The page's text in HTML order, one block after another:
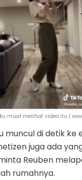
mual melihat video itu |
muncul di detik
juga ada
Reuben
rumahnya.